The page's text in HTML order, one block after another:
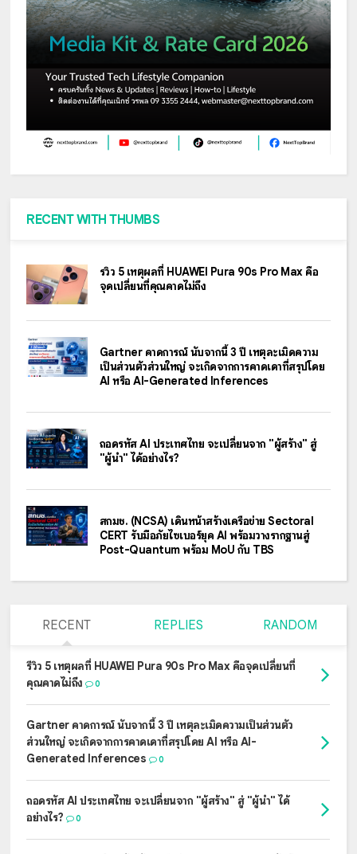
RECENT WITH THUMBS
รีวิว 5 เหตุผลที่ HUAWEI Pura 90s Pro Max คือ
จุดเปลี่ยนที่คุณคาดไม่ถึง
Gartner คาดการณ์ นับจากนี้ 3 ปี เหตุละเมิดความ
เป็นส่วนตัวส่วนใหญ่ จะเกิดจากการคาดเดาที่สรุปโดย
AI หรือ AI-Generated Inferences
ถอดรหัส AI ประเทศไทย จะเปลี่ยนจาก "ผู้สร้าง" สู่
"ผู้นำ" ได้อย่างไร?
สกมช. (NCSA) เดินหน้าสร้างเครือข่าย Sectoral
CERT รับมือภัยไซเบอร์ยุค AI พร้อมวางรากฐานสู่
Post-Quantum พร้อม MoU กับ TBS
RECENT REPLIES RANDOM
รีวิว 5 เหตุผลที่ HUAWEI Pura 90s Pro Max คือจุดเปลี่ยนที่
คุณคาดไม่ถึง
0
Gartner คาดการณ์ นับจากนี้ 3 ปี เหตุละเมิดความเป็นส่วนตัว
ส่วนใหญ่ จะเกิดจากการคาดเดาที่สรุปโดย AI หรือ AI-
Generated Inferences
0
ถอดรหัส AI ประเทศไทย จะเปลี่ยนจาก "ผู้สร้าง" สู่ "ผู้นำ" ได้
อย่างไร?
0